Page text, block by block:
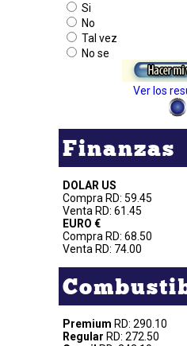
Si
No
Tal vez
No se
Ver los
Finanzas
DOLAR US
Compra RD: 59.45
Venta RD: 61.45
EURO €
Compra RD: 68.50
Venta RD: 74.00
Premium RD: 290.10
Regular RD: 272.50